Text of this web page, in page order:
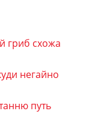
гриб схожа
негайно
путь